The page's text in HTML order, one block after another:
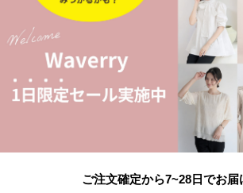
ご注文確定から7~28日でお届